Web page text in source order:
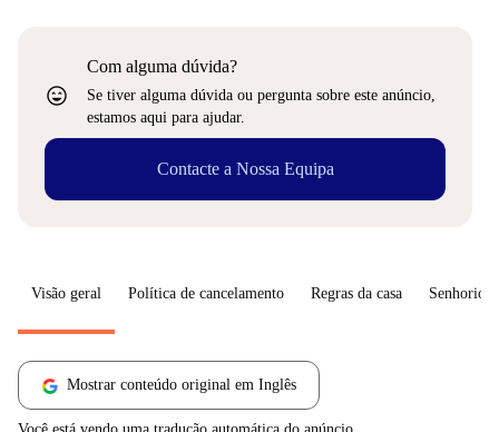
sentiment_very_satisfied
Com alguma dúvida?
Se tiver alguma dúvida ou pergunta sobre este anúncio,
estamos aqui para ajudar.
Contacte a Nossa Equipa
Visão geral Política de cancelamento Regras da casa Senhorio
Mostrar conteúdo original em Inglês